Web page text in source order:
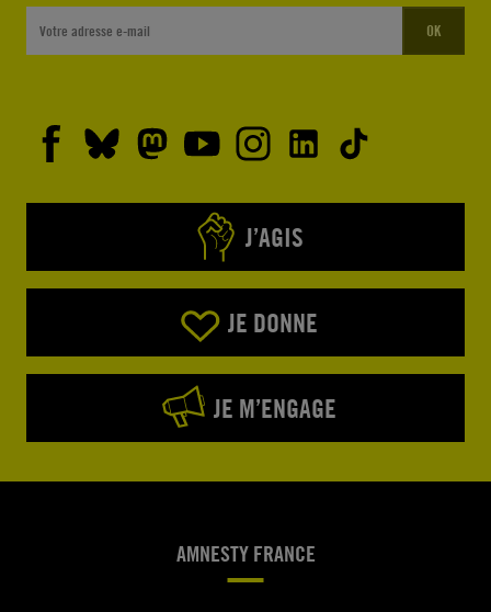
OK
J’AGIS
JE DONNE
JE M’ENGAGE
AMNESTY FRANCE